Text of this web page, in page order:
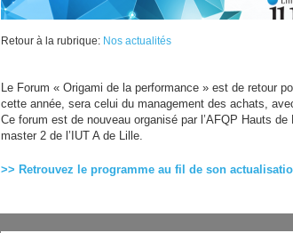
Retour à la rubrique: Nos actualités
Le Forum « Origami de la performance » est de retour
cette année, sera celui du management des achats,
Ce forum est de nouveau organisé par l’AFQP Hauts de
master 2 de l’ IUT A de Lille.
>> Retrouvez le programme au fil de son